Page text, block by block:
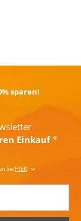
sparen!
Einkauf*
SieHIER